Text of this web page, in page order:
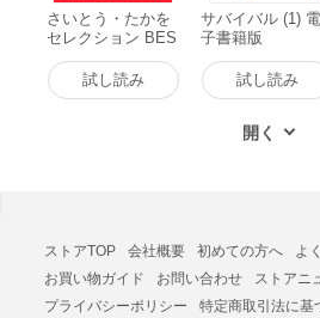
さいとう・たかを
セレクション BES
T13 of ゴルゴ13 電
子書籍版試し読み
サバイバル (1) 電
子書籍版
試し読み
ストアTOP 会社概要 初めての方へ
よ
お買い物ガイド
お問い合わせ
ストアニ
プライバシーポリシー
特定商取引法に基